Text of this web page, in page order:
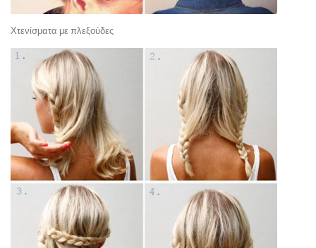
Χτενίσματα με πλεξούδες